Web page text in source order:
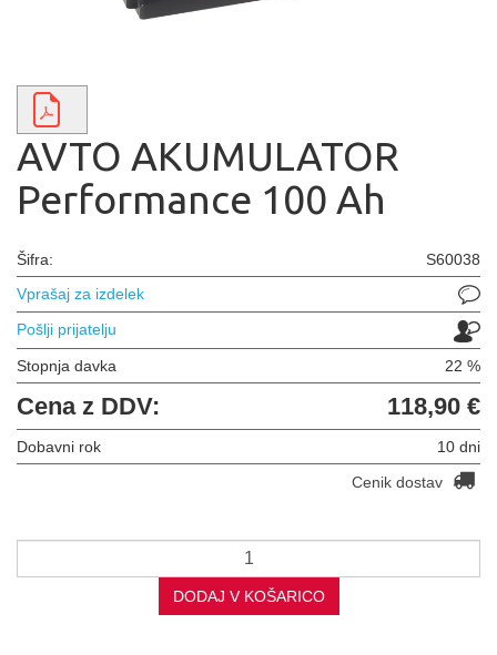
AVTO AKUMULATOR
Performance 100 Ah
Šifra:
S60038
Vprašaj za izdelek
Pošlji prijatelju
Stopnja davka 22 %
Cena z DDV: 118,90 €
Dobavni rok
10 dni
Cenik dostav
DODAJ V KOŠARICO